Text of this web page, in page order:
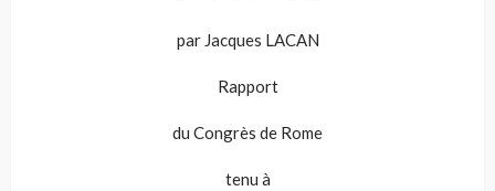
par Jacques LACAN
Rapport
du Congrès de Rome
tenu à